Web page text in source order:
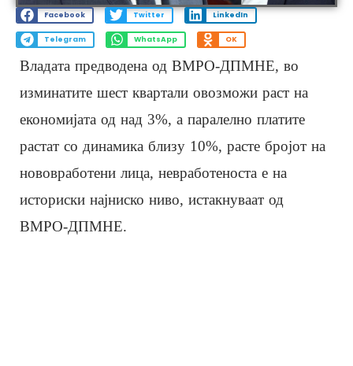
Facebook Twitter LinkedIn
Telegram WhatsApp OK
Владата предводена од ВМРО-ДПМНЕ, во
изминатите шест квартали овозможи раст на
економијата од над 3%, а паралелно платите
растат со динамика близу 10%, расте бројот на
нововработени лица, невработеноста е на
историски најниско ниво, истакнуваат од
ВМРО-ДПМНЕ.